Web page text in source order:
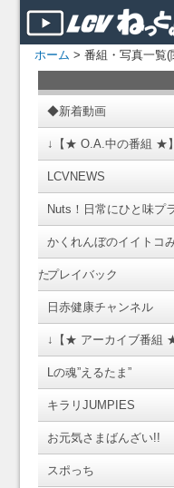
ホーム > 番組・写真一覧(
◆新着動画
↓【★ O.A.中の番組 ★
LCVNEWS
Nuts！日常にひと味プ
かくれんぼのイイトコ
たプレイバック
日赤健康チャンネル
↓【★ アーカイブ番組
Lの魂”えるたま”
キラリJUMPIES
お元気さまばんざい!!
スポっち